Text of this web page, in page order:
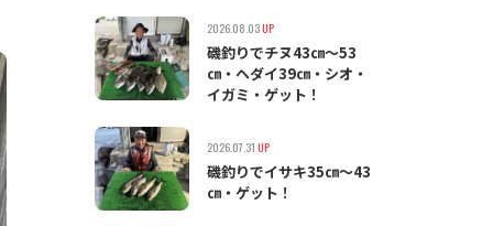
2026.08.03UP
磯釣りでチヌ43㎝〜53
㎝・ヘダイ39㎝・シオ・
イガミ・ゲット！
2026.07.31 UP
磯釣りでイサキ35㎝〜43
㎝・ゲット！